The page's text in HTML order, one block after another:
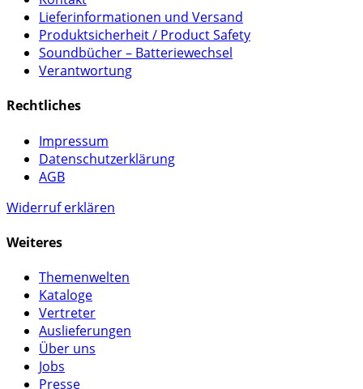
Lieferinformationen und Versand
Produktsicherheit / Product Safety
Soundbücher – Batteriewechsel
Verantwortung
Rechtliches
Impressum
Datenschutzerklärung
AGB
Widerruf erklären
Weiteres
Themenwelten
Kataloge
Vertreter
Auslieferungen
Über uns
Jobs
Presse